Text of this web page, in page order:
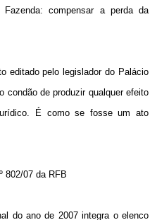
compensar a perda da
editado pelo legislador do Palácio
condão de produzir qualquer efeito
É como se fosse um ato
802/07 da RFB
do ano de 2007 integra o elenco